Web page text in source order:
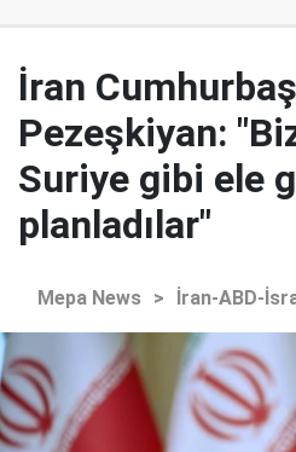
İran
Pezeşkiyan:
Suriye gibi ele
planladılar"
Mepa News > İran-ABD-